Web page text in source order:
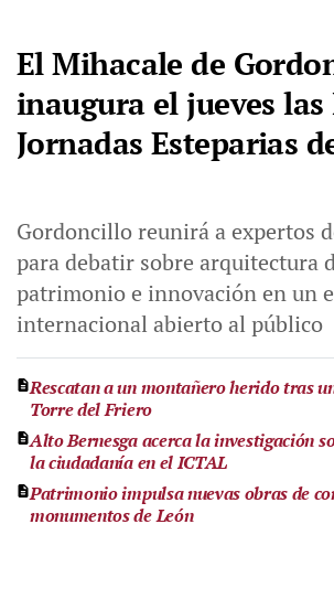
El Mihacale de
inaugura el jueves las
Jornadas Esteparias
Gordoncillo reunirá a expertos
para debatir sobre arquitectura
patrimonio e innovación en un
internacional abierto al público
Rescatan a un montañero herido tras
Torre del Friero
Alto Bernesga acerca la investigación
la ciudadanía en el ICTAL
Patrimonio impulsa nuevas obras de
monumentos de León